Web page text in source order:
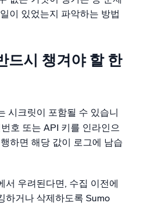
이 있었는지 파악하는 방법
드시 챙겨야 할 한
시크릿이 포함될 수 있습니
호 또는 API 키를 인라인으
하면 해당 값이 로그에 남습
우려된다면, 수집 이전에
하거나 삭제하도록 Sumo